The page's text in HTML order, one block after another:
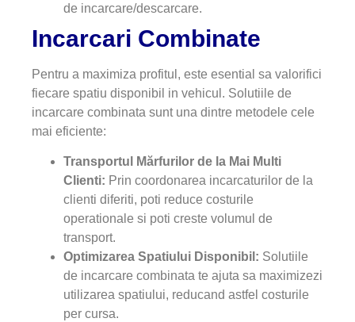
de incarcare/descarcare.
Incarcari Combinate
Pentru a maximiza profitul, este esential sa valorifici
fiecare spatiu disponibil in vehicul. Solutiile de
incarcare combinata sunt una dintre metodele cele
mai eficiente:
Transportul Mărfurilor de la Mai Multi
Clienti: Prin coordonarea incarcaturilor de la
clienti diferiti, poti reduce costurile
operationale si poti creste volumul de
transport.
Optimizarea Spatiului Disponibil: Solutiile
de incarcare combinata te ajuta sa maximizezi
utilizarea spatiului, reducand astfel costurile
per cursa.